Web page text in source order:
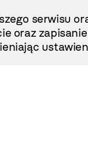
serwisu
oraz